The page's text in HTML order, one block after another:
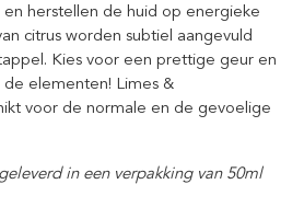
herstellen de huid op energieke
citrus worden subtiel aangevuld
Kies voor een prettige geur en
elementen! Limes &
voor de normale en de gevoelige
in een verpakking van 50ml